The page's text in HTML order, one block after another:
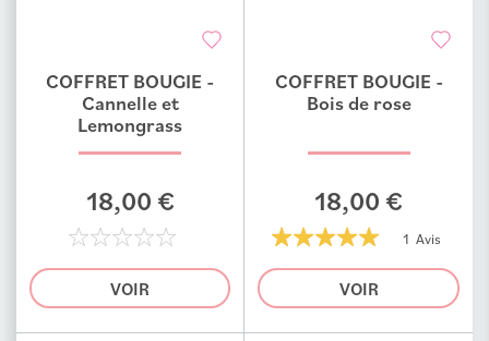
Ajouter au comparateur
COFFRET BOUGIE -
Cannelle et
Lemongrass
18,00 €
0%
VOIR
Ajouter au comparateur
COFFRET BOUGIE -
Bois de rose
18,00 €
100%
1 Avis
VOIR